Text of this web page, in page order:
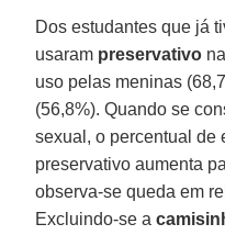
Dos estudantes que já
usaram preservativo
uso pelas meninas
(56,8%). Quando se
sexual, o percentual de
preservativo aumenta
observa-se queda em
Excluindo-se a